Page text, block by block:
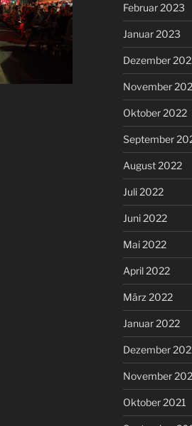
Februar 2023
Januar 2023
Dezember
November
Oktober 2022
September
August 2022
Juli 2022
Juni 2022
Mai 2022
April 2022
März 2022
Januar 2022
Dezember
November
Oktober 2021